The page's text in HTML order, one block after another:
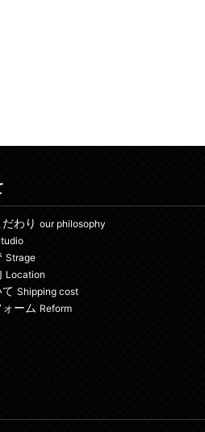
わり our philosophy
Strage
Location
Shipping cost
ーム Reform